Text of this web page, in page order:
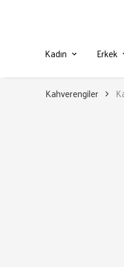
Kadın Erkek
Kahverengiler